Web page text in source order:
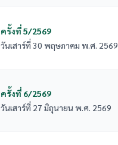
ครั้งที่ 5/2569
วันเสาร์ที่ 30 พฤษภาคม พ.ศ. 2569
ครั้งที่ 6/2569
วันเสาร์ที่ 27 มิถุนายน พ.ศ. 2569